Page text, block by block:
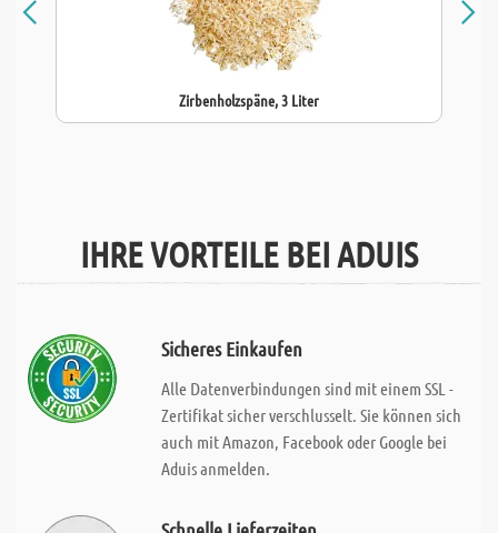
Zirbenholzspäne, 3 Liter
IHRE VORTEILE BEI ADUIS
Sicheres Einkaufen
Alle Datenverbindungen sind mit einem SSL -
Zertifikat sicher verschlusselt. Sie können sich
auch mit Amazon, Facebook oder Google bei
Aduis anmelden.